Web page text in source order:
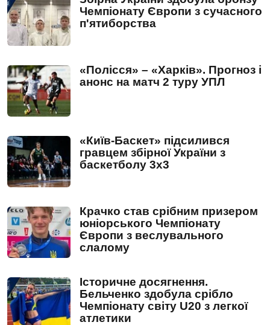
Чемпіонату Європи з сучасного
п'ятиборства
«Полісся» – «Харків». Прогноз і
анонс на матч 2 туру УПЛ
«Київ-Баскет» підсилився
гравцем збірної України з
баскетболу 3х3
Крачко став срібним призером
юніорського Чемпіонату
Європи з веслувального
слалому
Історичне досягнення.
Бельченко здобула срібло
Чемпіонату світу U20 з легкої
атлетики